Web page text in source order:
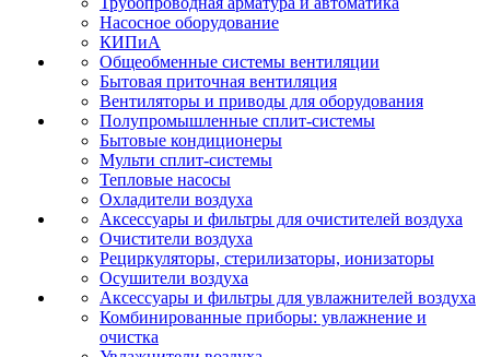
Насосное оборудование
КИПиА
Общеобменные системы вентиляции
Бытовая приточная вентиляция
Вентиляторы и приводы для оборудования
Полупромышленные сплит-системы
Бытовые кондиционеры
Мульти сплит-системы
Тепловые насосы
Охладители воздуха
Аксессуары и фильтры для очистителей воздуха
Очистители воздуха
Рециркуляторы, стерилизаторы, ионизаторы
Осушители воздуха
Аксессуары и фильтры для увлажнителей воздуха
Комбинированные приборы: увлажнение и
очистка